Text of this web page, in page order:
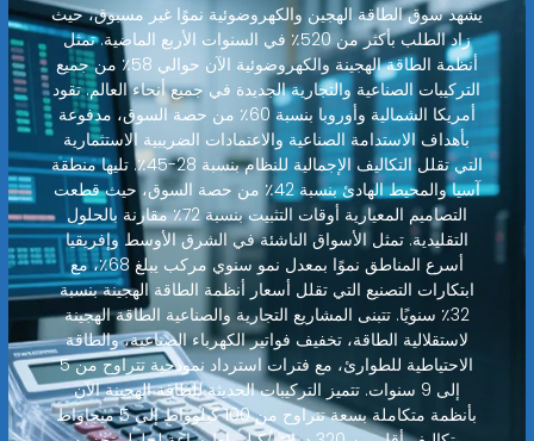
يشهد سوق الطاقة الهجين والكهروضوئية نموًا غير مسبوق، حيث
زاد الطلب بأكثر من 520٪ في السنوات الأربع الماضية. تمثل
أنظمة الطاقة الهجينة والكهروضوئية الآن حوالي 58٪ من جميع
التركيبات الصناعية والتجارية الجديدة في جميع أنحاء العالم. تقود
أمريكا الشمالية وأوروبا بنسبة 60٪ من حصة السوق، مدفوعة
بأهداف الاستدامة الصناعية والاعتمادات الضريبية الاستثمارية
التي تقلل التكاليف الإجمالية للنظام بنسبة 28-45٪. تليها منطقة
آسيا والمحيط الهادئ بنسبة 42٪ من حصة السوق، حيث قطعت
التصاميم المعيارية أوقات التثبيت بنسبة 72٪ مقارنة بالحلول
التقليدية. تمثل الأسواق الناشئة في الشرق الأوسط وإفريقيا
أسرع المناطق نموًا بمعدل نمو سنوي مركب يبلغ 68٪، مع
ابتكارات التصنيع التي تقلل أسعار أنظمة الطاقة الهجينة بنسبة
32٪ سنويًا. تتبنى المشاريع التجارية والصناعية الطاقة الهجينة
لاستقلالية الطاقة، تخفيف فواتير الكهرباء الصناعية، والطاقة
الاحتياطية للطوارئ، مع فترات استرداد نموذجية تتراوح من 5
إلى 9 سنوات. تتميز التركيبات الحديثة للطاقة الهجينة الآن
بأنظمة متكاملة بسعة تتراوح من 100 كيلوواط إلى 5 ميجاواط